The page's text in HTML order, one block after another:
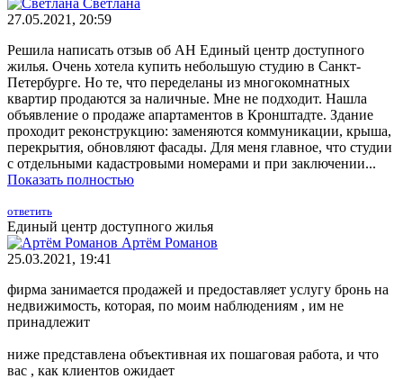
27.05.2021, 20:59
Решила написать отзыв об АН Единый центр доступного
жилья. Очень хотела купить небольшую студию в Санкт-
Петербурге. Но те, что переделаны из многокомнатных
квартир продаются за наличные. Мне не подходит. Нашла
объявление о продаже апартаментов в Кронштадте. Здание
проходит реконструкцию: заменяются коммуникации, крыша,
перекрытия, обновляют фасады. Для меня главное, что студии
с отдельными кадастровыми номерами и при заключении...
Показать полностью
ответить
Единый центр доступного жилья
Артём Романов
25.03.2021, 19:41
фирма занимается продажей и предоставляет услугу бронь на
недвижимость, которая, по моим наблюдениям , им не
принадлежит
ниже представлена объективная их пошаговая работа, и что
вас , как клиентов ожидает